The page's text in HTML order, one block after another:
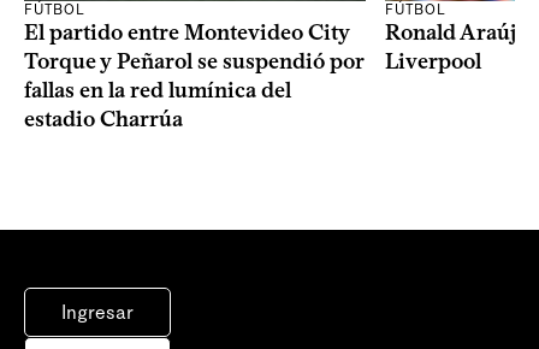
FÚTBOL
El partido entre Montevideo City
Torque y Peñarol se suspendió por
fallas en la red lumínica del
estadio Charrúa
FÚTBOL
Ronald Araújo
Liverpool
Ingresar